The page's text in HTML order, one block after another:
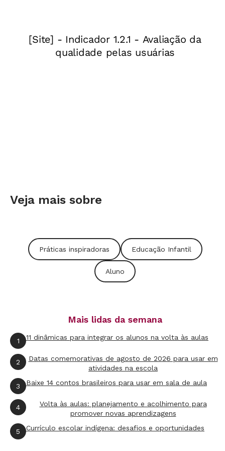
inovações nos métodos e na interação entre
educadores, alunos e ambiente. Sem o olhar
O projeto “Promovendo a autonomia por meio
do espaço”surgiu da ideia de fazer um trabalho
mais qualificado não apenas
visível a reorganização dos espaços,
proporcionaram vez e voz às crianças pequenas
e favoreceram a autonomia e o respeito à
individualidade. R espeitar o bebê também quer
dizer ouvi-lo, vê-lo, tocá-lo, percebê-lo como
sujeito cujas necessidades e desejos têm
significado.
Difícil? Sim, foi. Ninguém disse que seria fácil.
Veja mais sobre
Práticas inspiradoras Educação Infantil
Aluno
Mais lidas da semana
1 11 dinâmicas para integrar os alunos na volta às aulas
2
Datas comemorativas de agosto de 2026 para usar em
atividades na escola
3 Baixe 14 contos brasileiros para usar em sala de aula
4
Volta às aulas: planejamento e acolhimento para
promover novas aprendizagens
5 Currículo escolar indígena: desafios e oportunidades